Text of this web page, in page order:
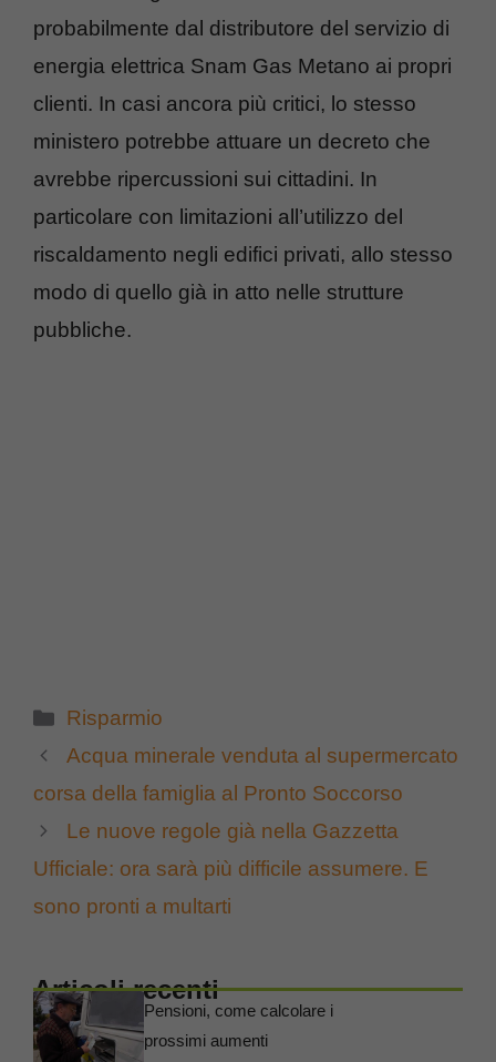
probabilmente dal distributore del servizio di
energia elettrica Snam Gas Metano ai propri
clienti. In casi ancora più critici, lo stesso
ministero potrebbe attuare un decreto che
avrebbe ripercussioni sui cittadini. In
particolare con limitazioni all’utilizzo del
riscaldamento negli edifici privati, allo stesso
modo di quello già in atto nelle strutture
pubbliche.
Categorie
Risparmio
Acqua minerale venduta al supermercato
corsa della famiglia al Pronto Soccorso
Le nuove regole già nella Gazzetta
Ufficiale: ora sarà più difficile assumere. E
sono pronti a multarti
Articoli recenti
Pensioni, come calcolare i
prossimi aumenti